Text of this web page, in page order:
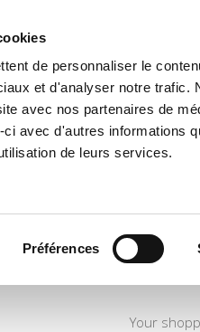
de personnaliser le
et d'analyser notre trafic.
avec nos partenaires de
avec d'autres informations
de leurs services.
Préférences
Environment
Your